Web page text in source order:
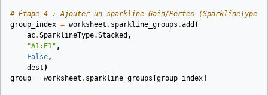
# Étape 4 : Ajouter un sparkline Gain/Pertes
group_index = worksheet . sparkline_groups .add (
ac.SparklineType.Stacked ,
"A1:E1" ,
False,
dest )
group = worksheet . sparkline_groups group_index